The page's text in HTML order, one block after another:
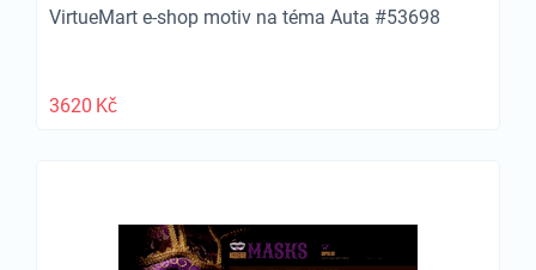
VirtueMart e-shop motiv na téma Auta #53698
3620 Kč